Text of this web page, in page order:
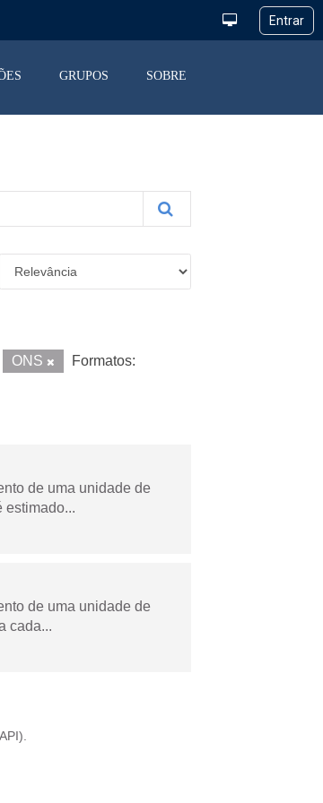
GRUPOS SOBRE
ONS
Formatos:
de uma unidade de
estimado...
de uma unidade de
cada...
).